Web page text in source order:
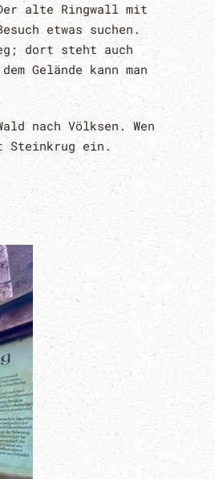
alte Ringwall mit
etwas suchen.
dort steht auch
Gelände kann man
nach Völksen. Wen
Steinkrug ein.